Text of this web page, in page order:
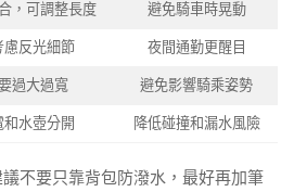
，可調整長度 避免騎車時晃動
慮反光細節 夜間通勤更醒目
過大過寬 避免影響騎乘姿勢
和水壺分開 降低碰撞和漏水風險
不要只靠背包防潑水，最好再加筆